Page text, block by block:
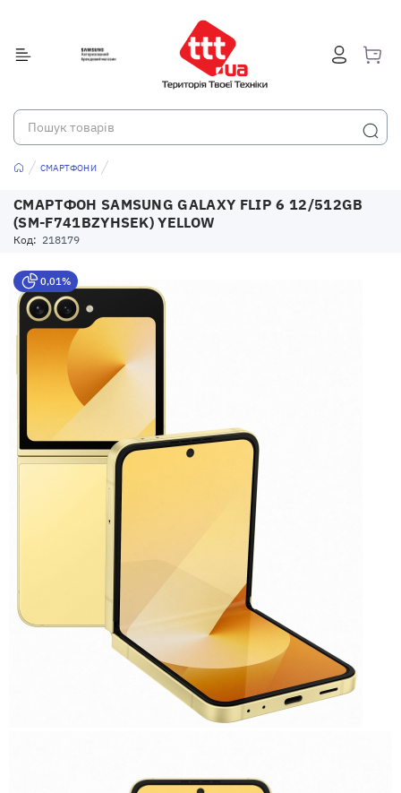
СМАРТФОНИ
СМАРТФОН SAMSUNG GALAXY FLIP 6 12/512GB
(SM-F741BZYHSEK) YELLOW
Код: 218179
0,01%